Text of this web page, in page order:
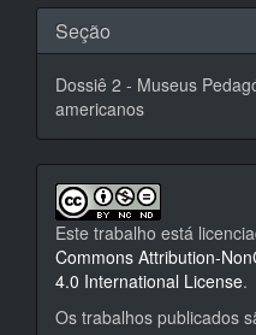
Seção
Dossiê 2 - Museus
americanos
Este trabalho está
Commons Attribution-
4.0 International License.
Os trabalhos publicados